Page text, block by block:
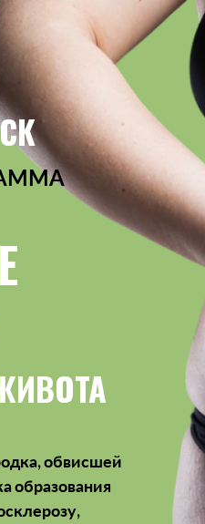
обвисшей
образования